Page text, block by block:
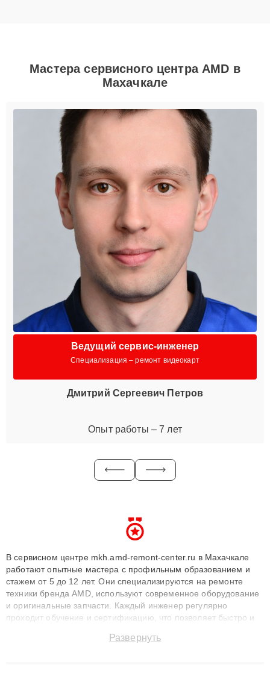
Мастера сервисного центра AMD в
Махачкале
Ведущий сервис-инженер
Специализация – ремонт видеокарт
Дмитрий Сергеевич Петров
Опыт работы – 7 лет
В сервисном центре mkh.amd-remont-center.ru в Махачкале
работают опытные мастера с профильным образованием и
стажем от 5 до 12 лет. Они специализируются на ремонте
техники бренда AMD, используют современное оборудование
и оригинальные запчасти. Каждый инженер регулярно
проходит обучение и сертификацию, что позволяет быстро и
сохранением гарантии до 3 лет. Наши мастера решают
Развернуть